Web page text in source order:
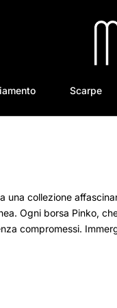
Scarpe
una collezione
Ogni borsa Pinko,
compromessi.